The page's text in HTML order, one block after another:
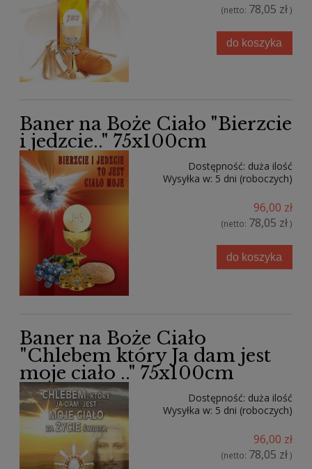
(netto: 78,05 zł)
do koszyka
Baner na Boże Ciało "Bierzcie
i jedzcie.." 75x100cm
Dostępność: duża ilość
Wysyłka w: 5 dni (roboczych)
96,00 zł
(netto: 78,05 zł)
do koszyka
Baner na Boże Ciało
"Chlebem który Ja dam jest
moje ciało .." 75x100cm
Dostępność: duża ilość
Wysyłka w: 5 dni (roboczych)
96,00 zł
(netto: 78,05 zł)